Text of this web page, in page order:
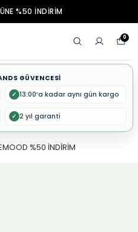
%50 İNDİRİM
0
GÜVENCESİ
✓ 13:00’a kadar aynı gün kargo
✓ 2 yıl garanti
%50 İNDİRİM